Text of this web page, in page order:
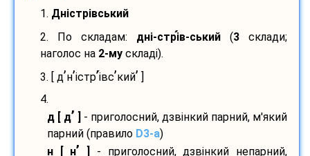
1. Дністрівський
2. По складам: дні-стрів-ський (3 склади;
наголос на 2-му складі).
3. [ д’н’істр’івс’кий’
4.
д [ д’
- приголосний, дзвінкий парний, м'який
парний (правило D3-а)
н [ н’ - приголосний, дзвінкий непарний,